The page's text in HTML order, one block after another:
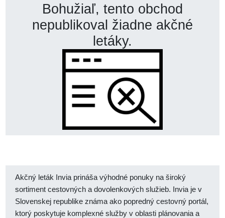
Bohužiaľ, tento obchod
nepublikoval žiadne akčné
letáky.
Akčný leták Invia prináša výhodné ponuky na široký
sortiment cestovných a dovolenkových služieb. Invia je v
Slovenskej republike známa ako popredný cestovný portál,
ktorý poskytuje komplexné služby v oblasti plánovania a